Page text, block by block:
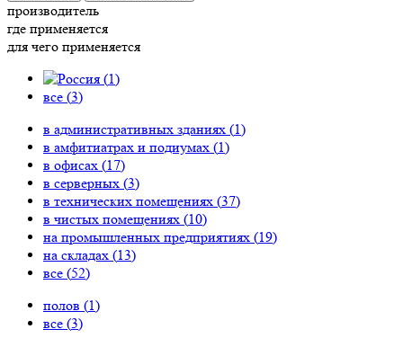
производитель
где применяется
для чего применяется
(1)
все (3)
в административных зданиях (1)
в амфитиатрах и подиумах (1)
в офисах (17)
в серверных (3)
в технических помещениях (37)
в чистых помещениях (10)
на промышленных предприятиях (19)
на складах (13)
все (52)
полов (1)
все (3)